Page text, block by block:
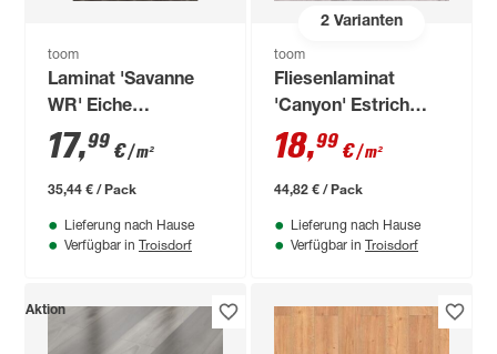
toom
Laminat 'Savanne
WR' Eiche
naturfarben/anthrazit
wasserresistent 8
mm
17,99 €/ m²
35,44 € / Pack
Lieferung nach Hause
Verfügbar in Troisdorf
2Varianten
toom
Fliesenlaminat
'Canyon' Estrich
grau
wasserresistent 8
mm
18,99 €/ m²
44,82 € / Pack
Lieferung nach Hause
Verfügbar in Troisdorf
Aktion